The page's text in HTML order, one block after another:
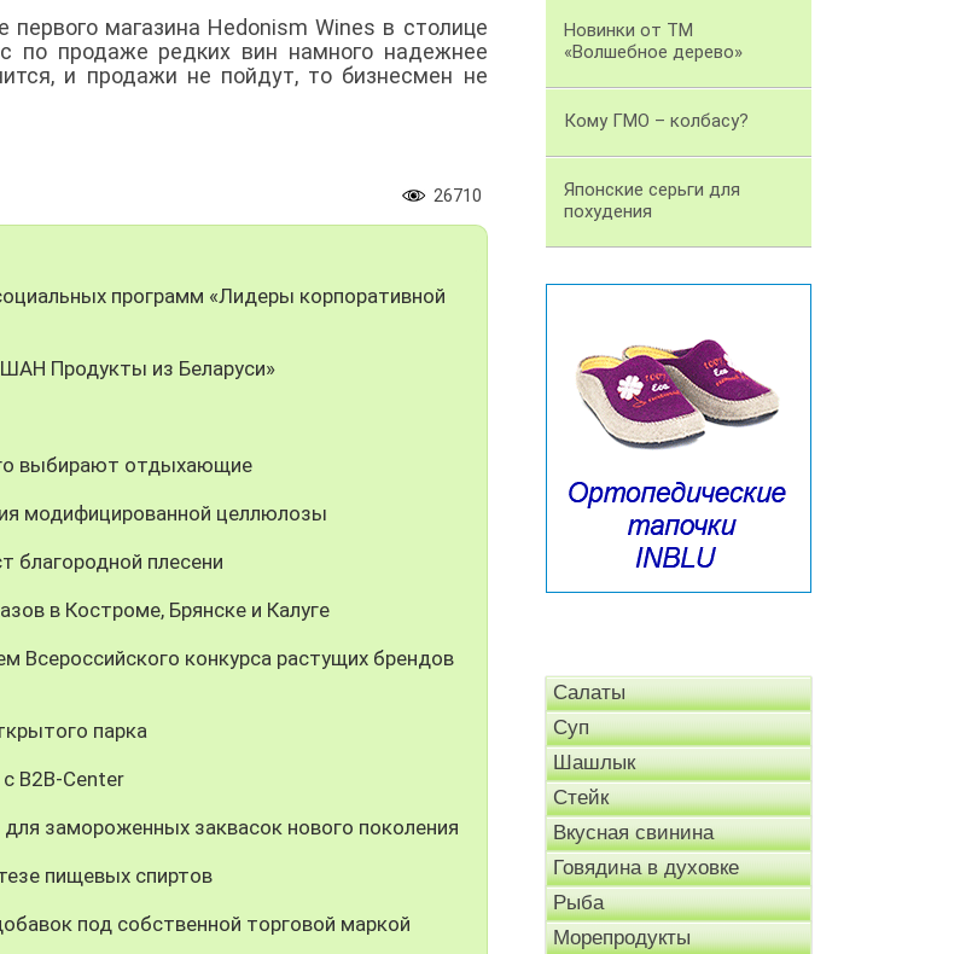
первого магазина Hedonism Wines в столице
по продаже редких вин намного надежнее
и продажи не пойдут, то бизнесмен не
26710
программ «Лидеры корпоративной
Продукты из Беларуси»
выбирают отдыхающие
модифицированной целлюлозы
благородной плесени
в Костроме, Брянске и Калуге
Всероссийского конкурса растущих брендов
парка
B2B-Center
замороженных заквасок нового поколения
пищевых спиртов
под собственной торговой маркой
Новинки от ТМ
«Волшебное дерево»
Кому ГМО – колбасу?
Японские серьги для
похудения
Салаты
Суп
Шашлык
Стейк
Вкусная свинина
Говядина в духовке
Рыба
Морепродукты